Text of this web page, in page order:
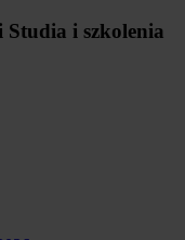
Studia i szkolenia